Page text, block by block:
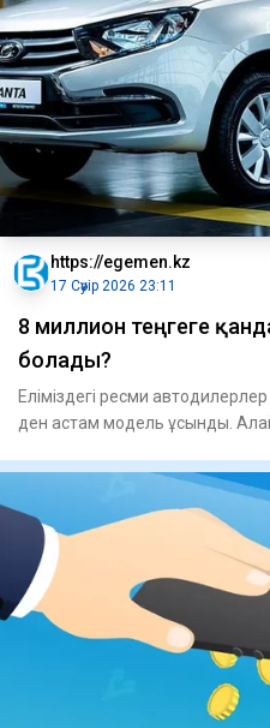
https://egemen.kz
17 Сәуір 2026 23:11
8 миллион теңгеге
болады?
Еліміздегі ресми
ден астам модель ұсынды.